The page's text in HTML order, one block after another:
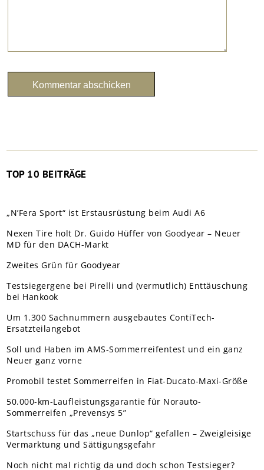
TOP 10 BEITRÄGE
„N’Fera Sport“ ist Erstausrüstung beim Audi A6
Nexen Tire holt Dr. Guido Hüffer von Goodyear – Neuer
MD für den DACH-Markt
Zweites Grün für Goodyear
Testsiegergene bei Pirelli und (vermutlich) Enttäuschung
bei Hankook
Um 1.300 Sachnummern ausgebautes ContiTech-
Ersatzteilangebot
Soll und Haben im AMS-Sommerreifentest und ein ganz
Neuer ganz vorne
Promobil testet Sommerreifen in Fiat-Ducato-Maxi-Größe
50.000-km-Laufleistungsgarantie für Norauto-
Sommerreifen „Prevensys 5”
Startschuss für das „neue Dunlop“ gefallen – Zweigleisige
Vermarktung und Sättigungsgefahr
Noch nicht mal richtig da und doch schon Testsieger?